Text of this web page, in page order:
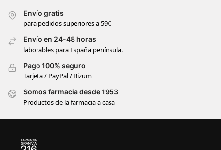
Envío gratis
para pedidos superiores a 59€
Envío en 24-48 horas
laborables para España península.
Pago 100% seguro
Tarjeta / PayPal / Bizum
Somos farmacia desde 1953
Productos de la farmacia a casa